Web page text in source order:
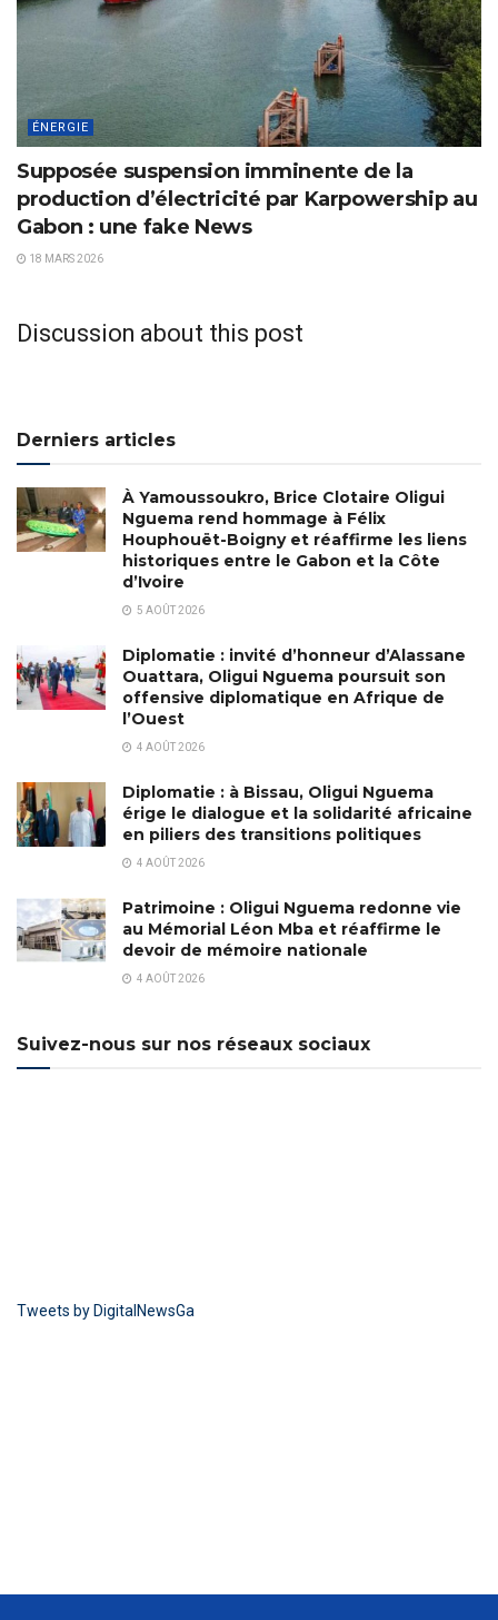
ÉNERGIE
Supposée suspension imminente de la
production d’électricité par Karpowership au
Gabon : une fake News
18 MARS 2026
Discussion about this post
Derniers articles
À Yamoussoukro, Brice Clotaire Oligui
Nguema rend hommage à Félix
Houphouët-Boigny et réaffirme les liens
historiques entre le Gabon et la Côte
d’Ivoire
5 AOÛT 2026
Diplomatie : invité d’honneur d’Alassane
Ouattara, Oligui Nguema poursuit son
offensive diplomatique en Afrique de
l’Ouest
4 AOÛT 2026
Diplomatie : à Bissau, Oligui Nguema
érige le dialogue et la solidarité africaine
en piliers des transitions politiques
4 AOÛT 2026
Patrimoine : Oligui Nguema redonne vie
au Mémorial Léon Mba et réaffirme le
devoir de mémoire nationale
4 AOÛT 2026
Suivez-nous sur nos réseaux sociaux
Tweets by DigitalNewsGa